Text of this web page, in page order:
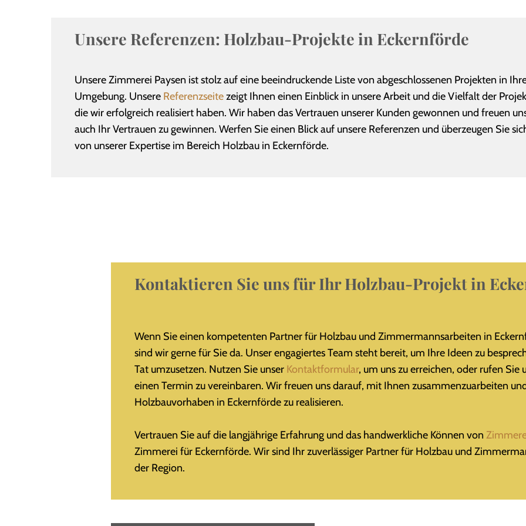
Unsere Referenzen: Holzbau-Projekte in Eckernförde
Unsere Zimmerei Paysen ist stolz auf eine beeindruckende Liste von abgeschlossenen Projekten in
Umgebung. Unsere Referenzseitezeigt Ihnen einen Einblick in unsere Arbeit und die Vielfalt der
die wir erfolgreich realisiert haben. Wir haben das Vertrauen unserer Kunden gewonnen und freuen
auch Ihr Vertrauen zu gewinnen. Werfen Sie einen Blick auf unsere Referenzen und überzeugen Sie
von unserer Expertise im Bereich Holzbau in Eckernförde.
Kontaktieren Sie uns für Ihr Holzbau-Projekt in
Wenn Sie einen kompetenten Partner für Holzbau und Zimmermannsarbeiten in
sind wir gerne für Sie da. Unser engagiertes Team steht bereit, um Ihre Ideen zu
Tat umzusetzen. Nutzen Sie unser Kontaktformular, um uns zu erreichen, oder rufen Sie
einen Termin zu vereinbaren. Wir freuen uns darauf, mit Ihnen zusammenzuarbeiten
Holzbauvorhaben in Eckernförde zu realisieren.
Vertrauen Sie auf die langjährige Erfahrung und das handwerkliche Können von
Zimmerei für Eckernförde. Wir sind Ihr zuverlässiger Partner für Holzbau und
der Region.